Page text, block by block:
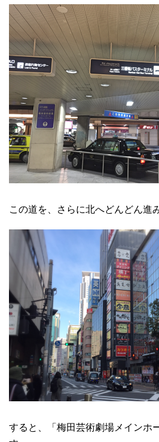
この道を、さらに北へどんどん進
すると、「梅田芸術劇場メインホ